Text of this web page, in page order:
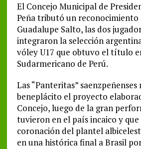
El Concejo Municipal de
Peña tributó un reconocimiento
Guadalupe Salto, las dos
integraron la selección
vóley U17 que obtuvo el título
Sudarmericano de Perú.
Las “Panteritas”
beneplácito el proyecto
Concejo, luego de la gran
tuvieron en el país incaico y
coronación del plantel
en una histórica final a Brasil